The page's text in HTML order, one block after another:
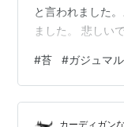
と言われました
ました。 悲しい
をちょっとしま
植木鉢に、芽が
こけサッサで覆
#苔 #ガジュマル
カーディガン